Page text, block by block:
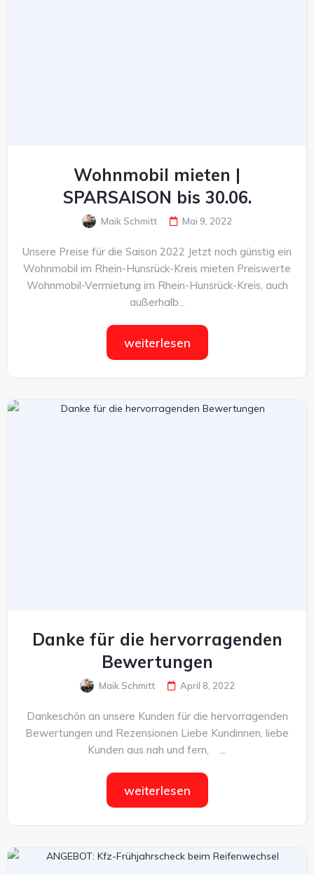
Wohnmobil mieten |
SPARSAISON bis 30.06.
Maik Schmitt Mai 9, 2022
Unsere Preise für die Saison 2022 Jetzt noch günstig ein
Wohnmobil im Rhein-Hunsrück-Kreis mieten Preiswerte
Wohnmobil-Vermietung im Rhein-Hunsrück-Kreis, auch
außerhalb...
weiterlesen
Danke für die hervorragenden
Bewertungen
Maik Schmitt April 8, 2022
Dankeschön an unsere Kunden für die hervorragenden
Bewertungen und Rezensionen Liebe Kundinnen, liebe
Kunden aus nah und fern, ...
weiterlesen